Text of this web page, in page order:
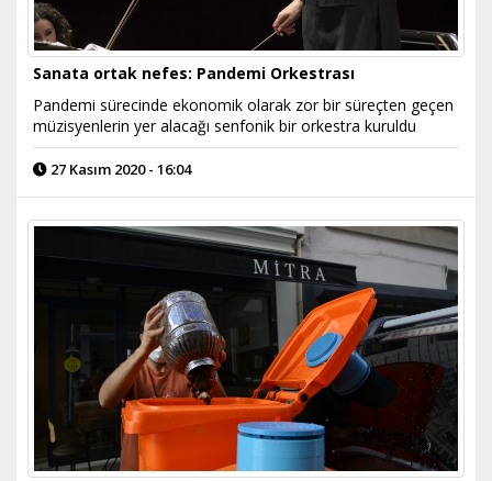
Sanata ortak nefes: Pandemi Orkestrası
Pandemi sürecinde ekonomik olarak zor bir süreçten geçen
müzisyenlerin yer alacağı senfonik bir orkestra kuruldu
27 Kasım 2020 - 16:04